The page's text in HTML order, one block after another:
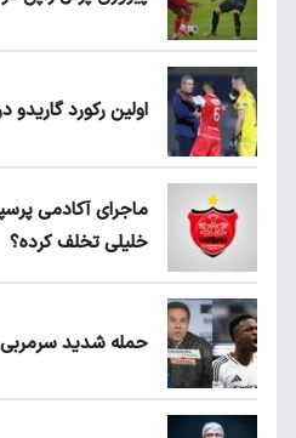
اولین رکورد
ماجرای آکادمی
خلیلی تخلف کرده؟
حمله شدید